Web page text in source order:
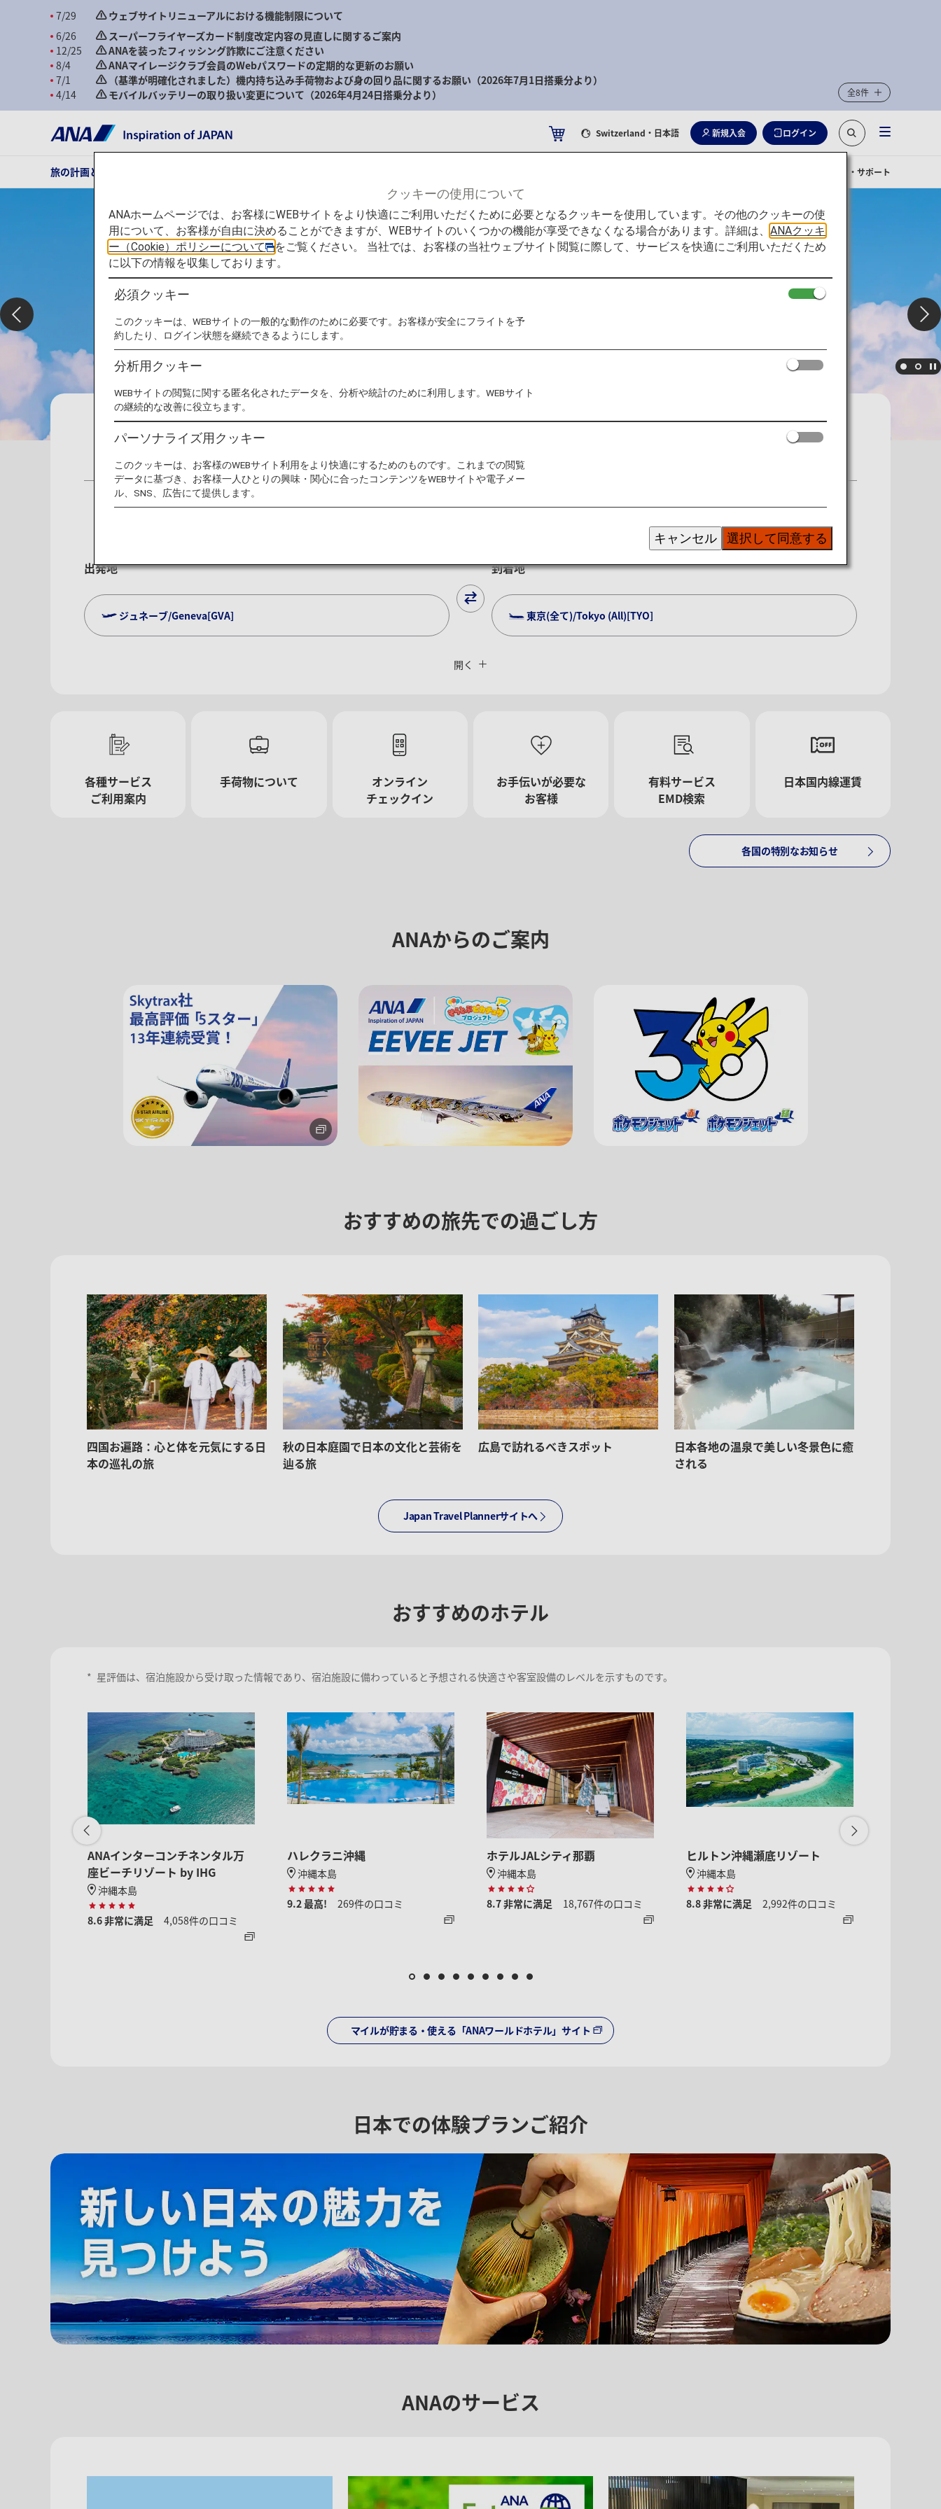
7/29
ウェブサイトリニューアルにおける機能制限について
6/26
スーパーフライヤーズカード制度改定内容の見直しに関するご案内
12/25
ANAを装ったフィッシング詐欺にご注意ください
8/4
ANAマイレージクラブ会員のWebパスワードの定期的な更新のお願い
7/1
（基準が明確化されました）機内持ち込み手荷物および身の回り品に関するお願い（2026年7月1日搭乗分より）
4/14
モバイルバッテリーの取り扱い変更について（2026年4月24日搭乗分より） 全8件
Switzerland ・日本語 新規入会 ログイン
旅の計画とご予約 お問い合わせ・サポート
東京の先へ、追加運賃なしで広がる旅を 諸条件あり 詳細はこちら
予約 運航状況 予約確認 チェックイン
航空券 特典航空券 ホテル レンタカー
往復 片道
出発地
ジュネーブ/Geneva[GVA]
到着地
東京(全て)/Tokyo (All)[TYO]
往路出発日および時間帯
日付を選択
復路出発日および時間帯
日付を選択
プロモーションコードについて
・表示金額は選択いただいた条件でのもっともおトクな運賃となります。
・表示金額と空席状況は最新ではない場合があります。[検索する]ボタンより最新の空席照会結果をご確認ください。
・「＊」は現在金額が確認できない都市・日付となります。空席照会結果画面にて最新の情報をご確認ください。
、航空保険特別料金
、その他の各種税金、料金などが含まれます。発券時に再計算するため、変動する可能性があります。
・複数空港がある都市においては、複数空港の中でのおトクな運賃が表示される場合があります。
開く
各種サービス
ご利用案内
手荷物について
オンライン
チェックイン
お手伝いが必要な
お客様
有料サービス
EMD検索
日本国内線運賃
各国の特別なお知らせ
ANAからのご案内
おすすめの旅先での過ごし方
四国お遍路：心と体を元気にする日
本の巡礼の旅
秋の日本庭園で日本の文化と芸術を
辿る旅
広島で訪れるべきスポット
日本各地の温泉で美しい冬景色に癒
される
Japan Travel Plannerサイトへ
おすすめのホテル
* 星評価は、宿泊施設から受け取った情報であり、宿泊施設に備わっていると予想される快適さや客室設備のレベルを示すものです。
ANAインターコンチネンタル万
座ビーチリゾート by IHG
沖縄本島
8.6非常に満足 4,058件の口コミ
ハレクラニ沖縄
沖縄本島
9.2最高! 269件の口コミ
ホテルJALシティ那覇
沖縄本島
8.7非常に満足 18,767件の口コミ
ヒルトン沖縄瀬底リゾート
沖縄本島
8.8非常に満足 2,992件の口コミ
マイルが貯まる・使える「ANAワールドホテル」サイト
日本での体験プランご紹介
ANAのサービス
クッキーの使用について
ANAホームページでは、お客様にWEBサイトをより快適にご利用いただくために必要となるクッキーを使用しています。その他のクッキーの使
用について、お客様が自由に決めることができますが、WEBサイトのいくつかの機能が享受できなくなる場合があります。詳細は、ANAクッキ
ー（Cookie）ポリシーについて
をご覧ください。 当社では、お客様の当社ウェブサイト閲覧に際して、サービスを快適にご利用いただくため
に以下の情報を収集しております。
必須クッキー
このクッキーは、WEBサイトの一般的な動作のために必要です。お客様が安全にフライトを予
約したり、ログイン状態を継続できるようにします。
分析用クッキー
WEBサイトの閲覧に関する匿名化されたデータを、分析や統計のために利用します。WEBサイト
の継続的な改善に役立ちます。
パーソナライズ用クッキー
このクッキーは、お客様のWEBサイト利用をより快適にするためのものです。これまでの閲覧
データに基づき、お客様一人ひとりの興味・関心に合ったコンテンツをWEBサイトや電子メー
ル、SNS、広告にて提供します。
選択して同意する
キャンセル